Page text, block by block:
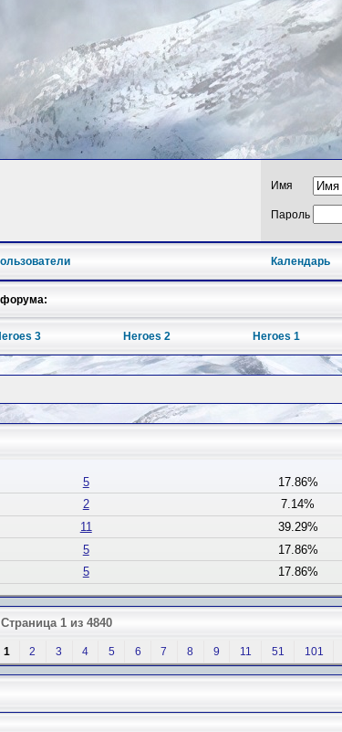
Имя
Пароль
Календарь
форума:
3 Heroes 2 Heroes 1
5
17.86%
2
7.14%
11
39.29%
5
17.86%
5 17.86%
Страница 1 из 4840
1 2 3 4 5 6 7 8 9 11 51 101